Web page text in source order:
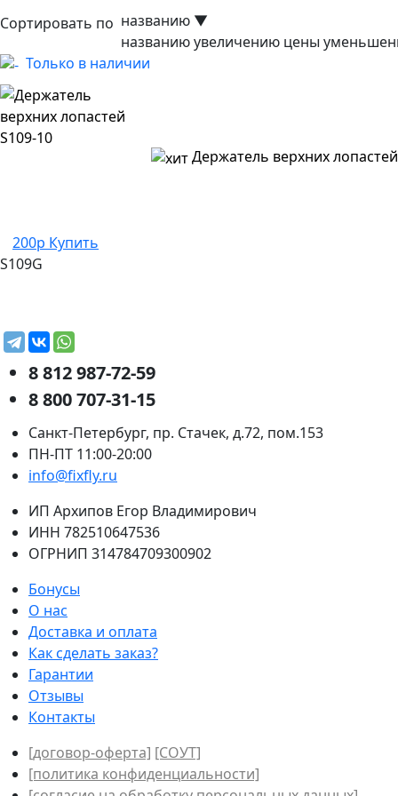
Сортировать по названию ▼
названиюувеличению цены
Только в наличии
Держатель верхних
200р Купить
S109G
8 812 987-72-59
8 800 707-31-15
Санкт-Петербург, пр. Стачек, д.72, пом.153
ПН-ПТ 11:00-20:00
info@fixfly.ru
ИП Архипов Егор Владимирович
ИНН 782510647536
ОГРНИП 314784709300902
Бонусы
О нас
Доставка и оплата
Как сделать заказ?
Гарантии
Отзывы
Контакты
[договор-оферта] [СОУТ]
[политикa конфиденциальности]